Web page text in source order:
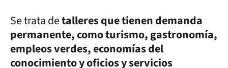
Se trata detalleres que tienen demanda
permanente, como turismo, gastronomía,
empleos verdes, economías del
conocimiento y oficios y servicios